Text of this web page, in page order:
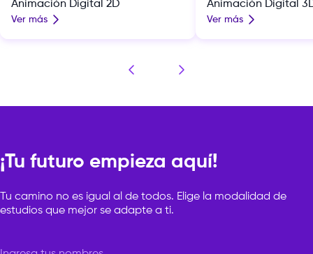
Animación Digital 2D
Ver más
Animación Digital
Ver más
¡Tu futuro empieza aquí!
Tu camino no es igual al de todos. Elige la modalidad de
estudios que mejor se adapte a ti.